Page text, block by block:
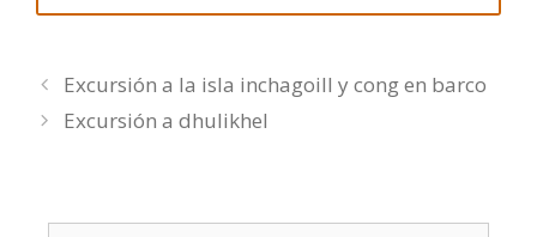
Excursión a la isla inchagoill y cong en barco
Excursión a dhulikhel